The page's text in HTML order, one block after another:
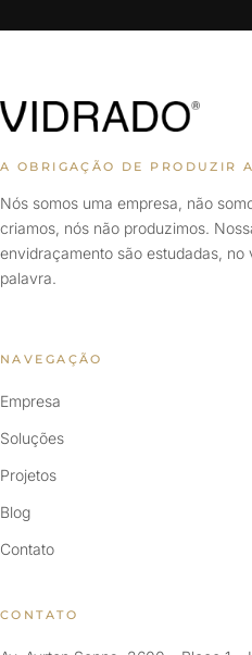
A OBRIGAÇÃO DE PRODUZIR
Nós somos uma empresa, não
criamos, nós não produzimos.
envidraçamento são estudadas, no
palavra.
NAVEGAÇÃO
Empresa
Soluções
Projetos
Blog
Contato
CONTATO